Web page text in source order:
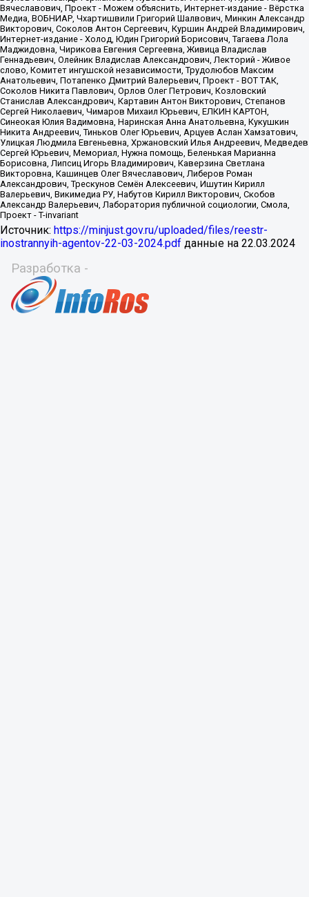
Источник: https://minjust.gov.ru/uploaded/files/reestr-
inostrannyih-agentov-22-03-2024.pdf данные на 22.03.2024
Разработка -